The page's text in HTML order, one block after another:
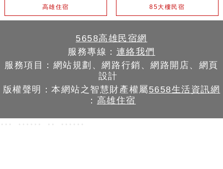
高雄住宿 85大樓民宿
5658高雄民宿網
服務專線： 連絡我們
服務項目：網站規劃、網路行銷、網路開店、網頁
設計
版權聲明：本網站之智慧財產權屬5658生活資訊網
： 高雄住宿